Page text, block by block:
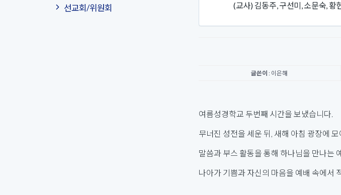
선교회/위원회
(교사) 김동주, 구선미, 소문숙, 황
글쓴이 : 이은해
여름성경학교 두번째 시간을 보냈습니다.
무너진 성전을 세운 뒤, 새해 아침 광장에
말씀과 부스 활동을 통해 하나님을 만나는
나아가 기쁨과 자신의 마음을 예배 속에서